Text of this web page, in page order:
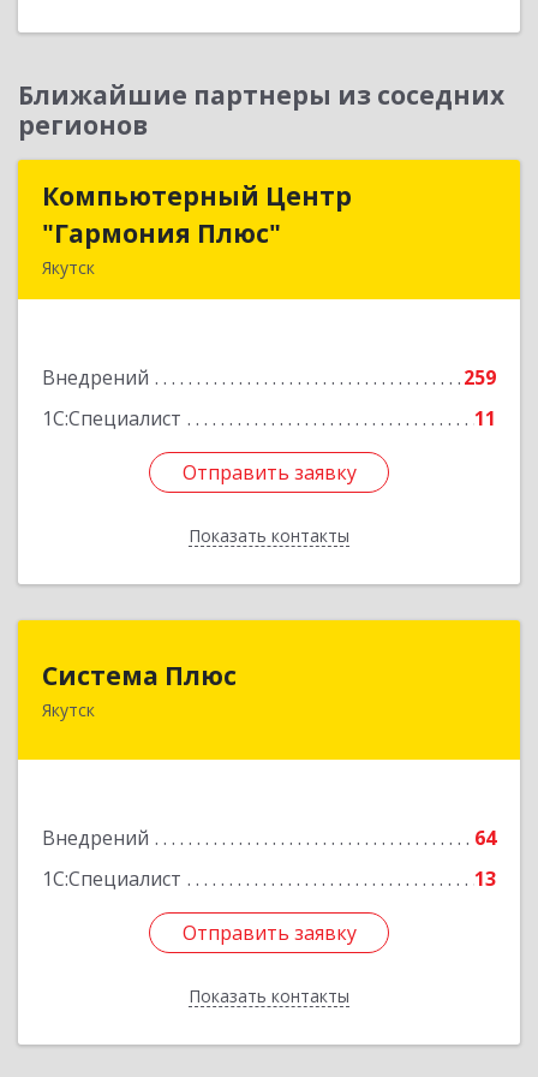
Ближайшие партнеры из соседних
регионов
Компьютерный Центр
"Гармония Плюс"
Якутск
Внедрений
259
1С:Специалист
11
Отправить заявку
Показать контакты
Компьютерный Центр
"Гармония Плюс"
Подробнее
Отправить заявку
Назад
Система Плюс
Якутск
Внедрений
64
1С:Специалист
13
Отправить заявку
Показать контакты
677000, Саха /Якутия/ Респ, Якутск г, Пояркова
Отправить заявку
Назад